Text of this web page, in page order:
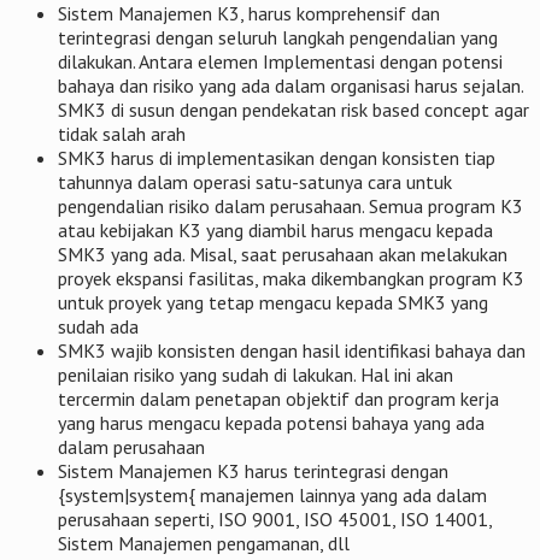
Sistem Manajemen K3, harus komprehensif dan
terintegrasi dengan seluruh langkah pengendalian yang
dilakukan. Antara elemen Implementasi dengan potensi
bahaya dan risiko yang ada dalam organisasi harus sejalan.
SMK3 di susun dengan pendekatan risk based concept agar
tidak salah arah
SMK3 harus di implementasikan dengan konsisten tiap
tahunnya dalam operasi satu-satunya cara untuk
pengendalian risiko dalam perusahaan. Semua program K3
atau kebijakan K3 yang diambil harus mengacu kepada
SMK3 yang ada. Misal, saat perusahaan akan melakukan
proyek ekspansi fasilitas, maka dikembangkan program K3
untuk proyek yang tetap mengacu kepada SMK3 yang
sudah ada
SMK3 wajib konsisten dengan hasil identifikasi bahaya dan
penilaian risiko yang sudah di lakukan. Hal ini akan
tercermin dalam penetapan objektif dan program kerja
yang harus mengacu kepada potensi bahaya yang ada
dalam perusahaan
Sistem Manajemen K3 harus terintegrasi dengan
{system|system{ manajemen lainnya yang ada dalam
perusahaan seperti, ISO 9001, ISO 45001, ISO 14001,
Sistem Manajemen pengamanan, dll